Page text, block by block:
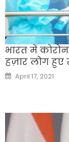
भारत में
हज़ार लोग हुए
Posted
on
April 17, 2021